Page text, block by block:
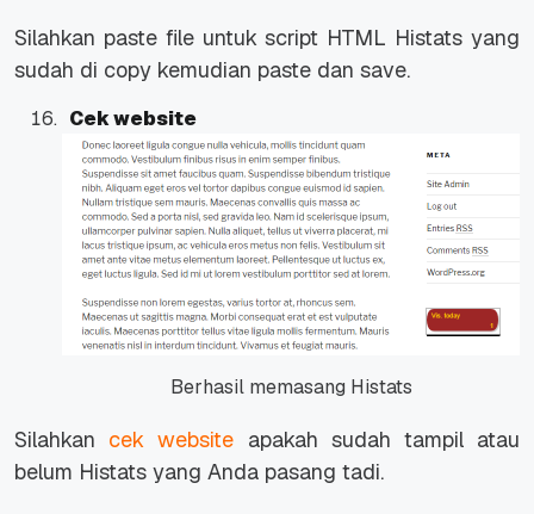
Silahkan paste file untuk script HTML Histats yang
sudah di copy kemudian paste dan save.
Cek website
Berhasil memasang Histats
Silahkan cek website apakah sudah tampil atau
belum Histats yang Anda pasang tadi.